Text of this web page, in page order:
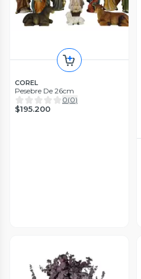
COREL
Pesebre De 26cm
0(0)
$195.200